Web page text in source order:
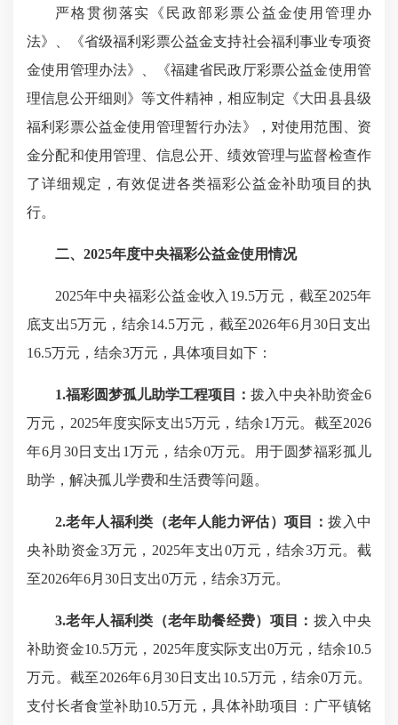
严格贯彻落实《民政部彩票公益金使用管理办
法》、《省级福利彩票公益金支持社会福利事业专项资
金使用管理办法》、《福建省民政厅彩票公益金使用管
理信息公开细则》等文件精神，相应制定《大田县县级
福利彩票公益金使用管理暂行办法》，对使用范围、资
金分配和使用管理、信息公开、绩效管理与监督检查作
了详细规定，有效促进各类福彩公益金补助项目的执
行。
二、2025年度中央福彩公益金使用情况
2025年中央福彩公益金收入19.5万元，截至2025年
底支出5万元，结余14.5万元，截至2026年6月30日支出
16.5万元，结余3万元，具体项目如下：
1.福彩圆梦孤儿助学工程项目： 拨入中央补助资金6
万元，2025年度实际支出5万元，结余1万元。截至2026
年6月30日支出1万元，结余0万元。用于圆梦福彩孤儿
助学，解决孤儿学费和生活费等问题。
2.老年人福利类（老年人能力评估）项目：拨入中
央补助资金3万元，2025年支出0万元，结余3万元。截
至2026年6月30日支出0万元，结余3万元。
3.老年人福利类（老年助餐经费）项目： 拨入中央
补助资金10.5万元，2025年度实际支出0万元，结余10.5
万元。截至2026年6月30日支出10.5万元，结余0万元。
支付长者食堂补助10.5万元，具体补助项目：广平镇铭